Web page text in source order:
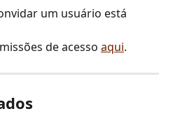
um usuário está
de acesso aqui.